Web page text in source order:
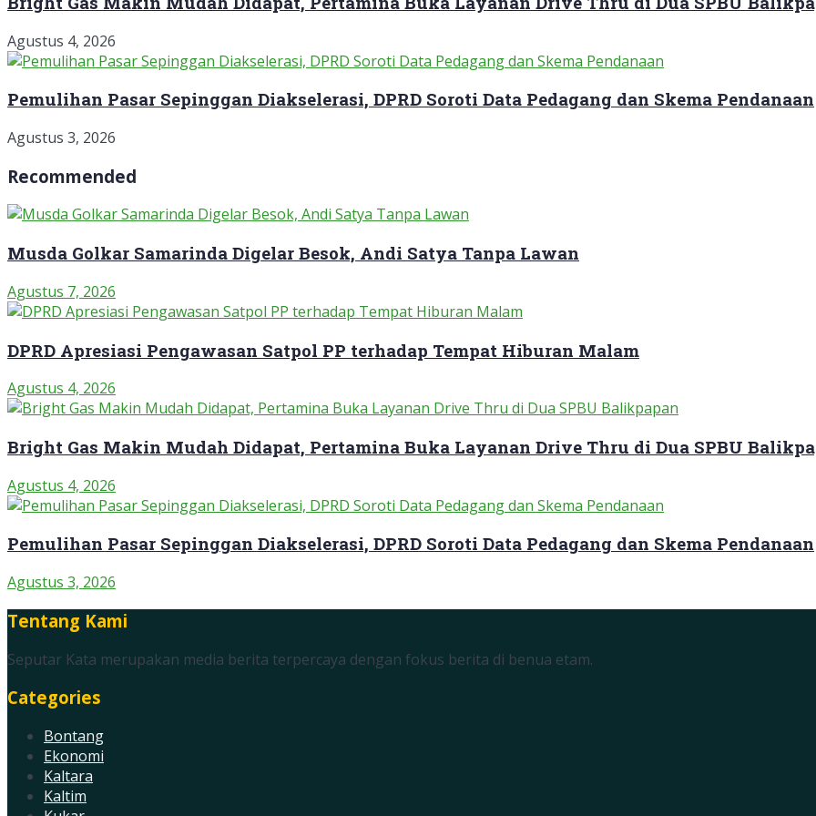
Agustus 4, 2026
Pemulihan Pasar Sepinggan Diakselerasi, DPRD Soroti Data Pedagang dan Skema Pendanaan
Agustus 3, 2026
Recommended
Musda Golkar Samarinda Digelar Besok, Andi Satya Tanpa Lawan
Agustus 7, 2026
DPRD Apresiasi Pengawasan Satpol PP terhadap Tempat Hiburan Malam
Agustus 4, 2026
Bright Gas Makin Mudah Didapat, Pertamina Buka Layanan Drive Thru di Dua SPBU
Agustus 4, 2026
Pemulihan Pasar Sepinggan Diakselerasi, DPRD Soroti Data Pedagang dan Skema Pendanaan
Agustus 3, 2026
Tentang Kami
Seputar Kata merupakan media berita terpercaya dengan fokus berita di benua etam.
Categories
Bontang
Ekonomi
Kaltara
Kaltim